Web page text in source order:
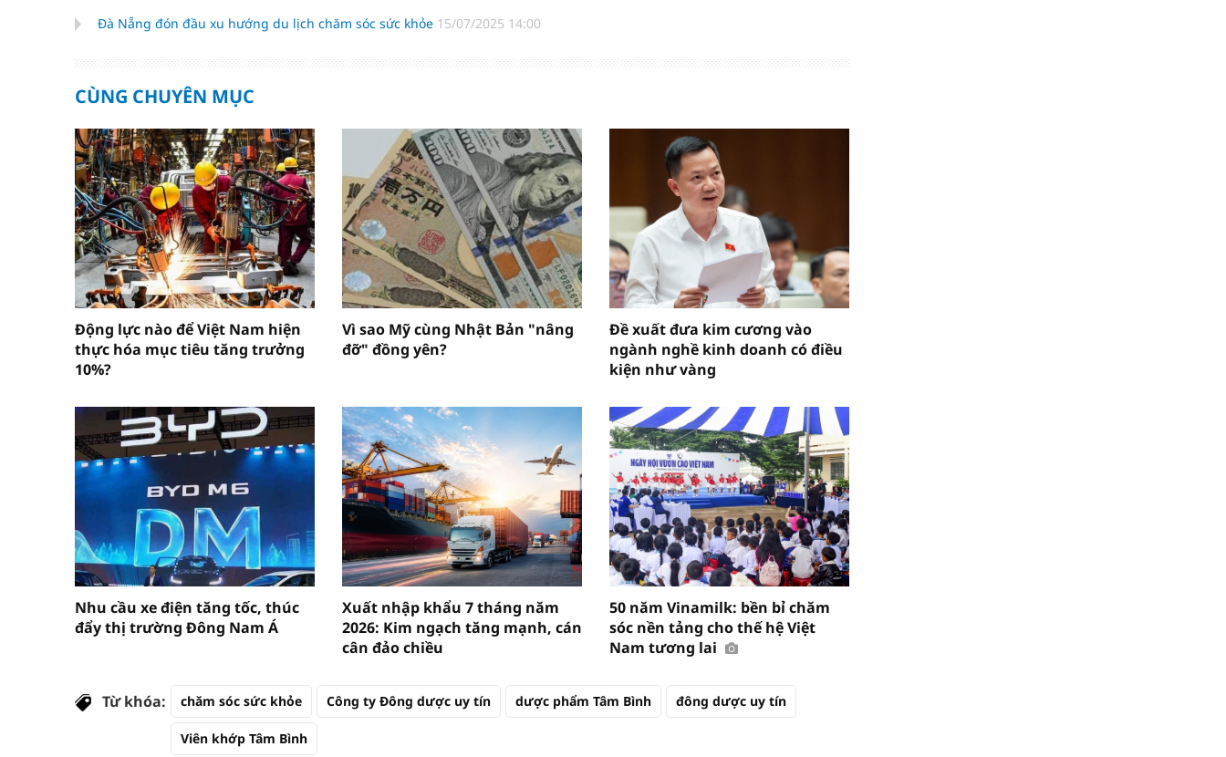
Đà Nẵng đón đầu xu hướng du lịch chăm sóc sức khỏe 15/07/2025 14:00
CÙNG CHUYÊN MỤC
Động lực nào để Việt Nam hiện
thực hóa mục tiêu tăng trưởng
10%?
Vì sao Mỹ cùng Nhật Bản "nâng
đỡ" đồng yên?
Đề xuất đưa kim cương vào
ngành nghề kinh doanh có điều
kiện như vàng
Nhu cầu xe điện tăng tốc, thúc
đẩy thị trường Đông Nam Á
Xuất nhập khẩu 7 tháng năm
2026: Kim ngạch tăng mạnh, cán
cân đảo chiều
50 năm Vinamilk: bền bỉ chăm
sóc nền tảng cho thế hệ Việt
Nam tương lai
Từ khóa: chăm sóc sức khỏe Công ty Đông dược uy tín dược phẩm Tâm Bình đông dược uy tín
Viên khớp Tâm Bình